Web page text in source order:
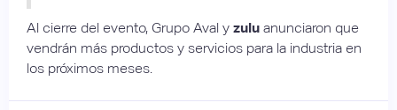
Al cierre del evento, Grupo Aval y zulu anunciaron que
vendrán más productos y servicios para la industria en
los próximos meses.